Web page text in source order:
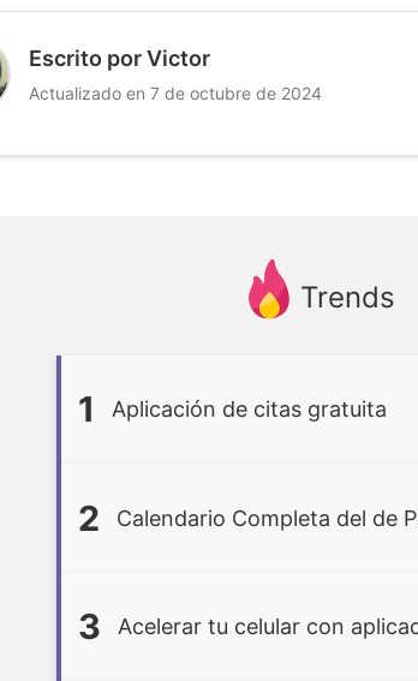
Escrito por Victor
Actualizado en 7 de octubre de 2024
Trends
1 Aplicación de citas gratuita
2 Calendario Completa del de
3 Acelerar tu celular con